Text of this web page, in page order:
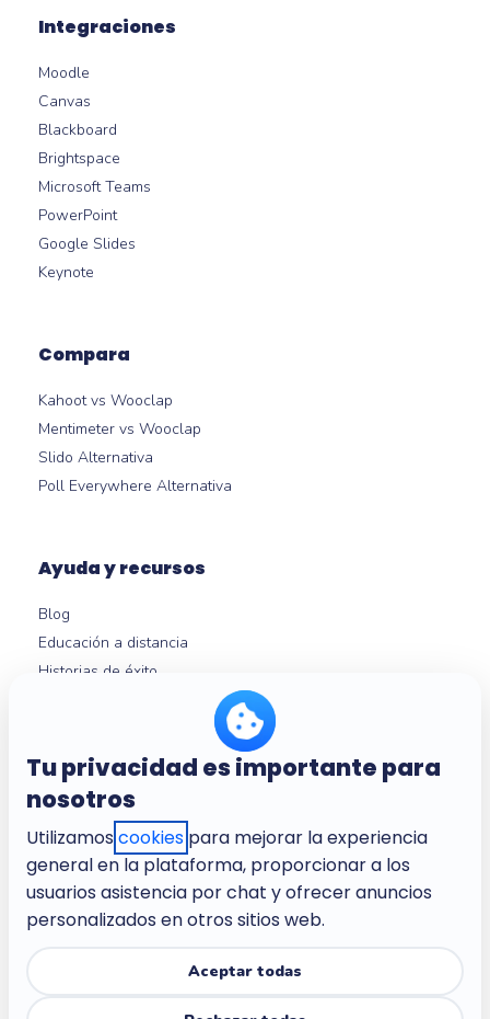
Tu privacidad es importante para
nosotros
Utilizamos cookies para mejorar la experiencia
general en la plataforma, proporcionar a los
usuarios asistencia por chat y ofrecer anuncios
personalizados en otros sitios web.
Aceptar todas
Integraciones
Moodle
Canvas
Blackboard
Brightspace
Microsoft Teams
PowerPoint
Google Slides
Keynote
Compara
Kahoot vs Wooclap
Mentimeter vs Wooclap
Slido Alternativa
Poll Everywhere Alternativa
Ayuda y recursos
Blog
Educación a distancia
Historias de éxito
Micro-learning
Nosotros
Empresa
Empleo
Política de privacidad para los niños